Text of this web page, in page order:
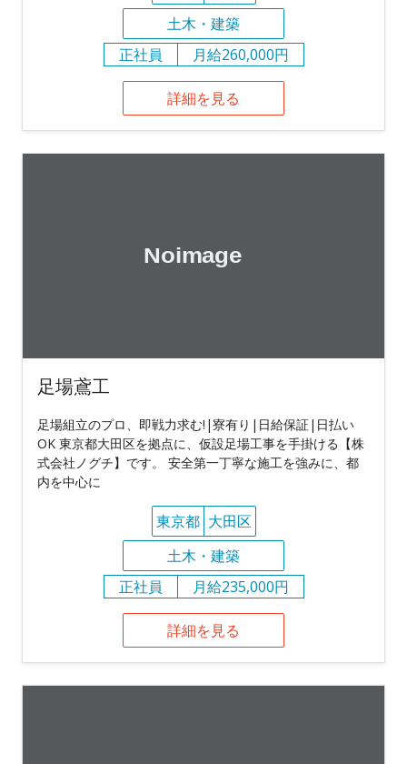
土木・建築
正社員
月給260,000円
詳細を見る
足場鳶工
足場組立のプロ、即戦力求む!|寮有り|日給保証|日払い
OK 東京都大田区を拠点に、仮設足場工事を手掛ける【株
式会社ノグチ】です。 安全第一丁寧な施工を強みに、都
内を中心に
東京都 大田区
土木・建築
正社員
月給235,000円
詳細を見る